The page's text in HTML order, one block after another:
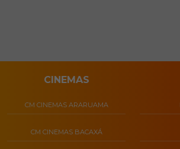
CINEMAS
CM CINEMAS ARARUAMA
CM CINEMAS BACAXÁ